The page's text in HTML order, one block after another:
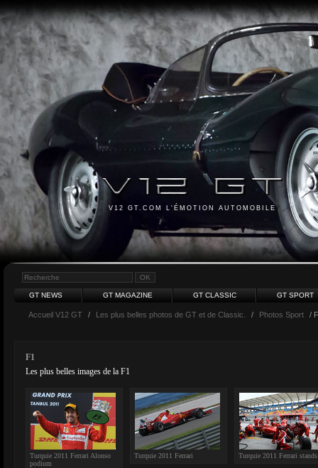
V12 GT.COM L'ÉMOTION AUTOMOBILE
GT NEWS GT MAGAZINE GT CLASSIC GT SPORT
Accueil V12 GT / Les plus belles photos de GT et de Classic. / Photos Sport /
F1
Les plus belles images de la F1
Turquie 2011 Ferrari Alonso
podium
Turquie 2011 Ferrari Turquie 2011 Ferrari stands